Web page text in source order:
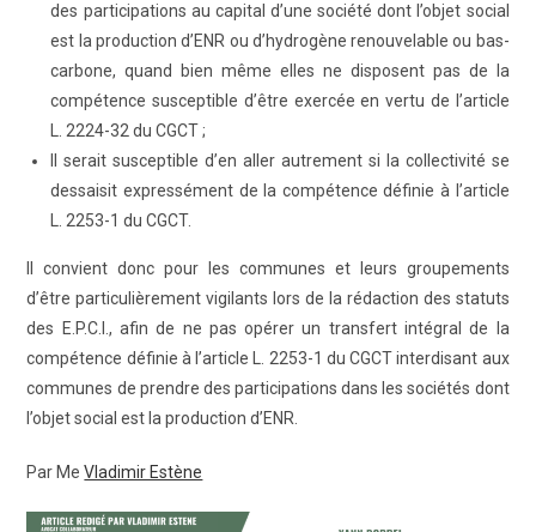
des participations au capital d’une société dont l’objet social
est la production d’ENR ou d’hydrogène renouvelable ou bas-
carbone, quand bien même elles ne disposent pas de la
compétence susceptible d’être exercée en vertu de l’article
L. 2224-32 du CGCT ;
Il serait susceptible d’en aller autrement si la collectivité se
dessaisit expressément de la compétence définie à l’article
L. 2253-1 du CGCT.
Il convient donc pour les communes et leurs groupements
d’être particulièrement vigilants lors de la rédaction des statuts
des E.P.C.I., afin de ne pas opérer un transfert intégral de la
compétence définie à l’article L. 2253-1 du CGCT interdisant aux
communes de prendre des participations dans les sociétés dont
l’objet social est la production d’ENR.
Par MeVladimir Estène